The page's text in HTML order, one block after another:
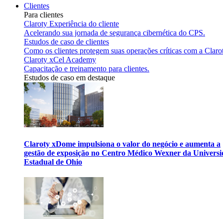
Clientes
Para clientes
Claroty Experiência do cliente
Acelerando sua jornada de segurança cibernética do CPS.
Estudos de caso de clientes
Como os clientes protegem suas operações críticas com a
Claroty xCel Academy
Capacitação e treinamento para clientes.
Estudos de caso em destaque
Claroty xDome impulsiona o valor do negócio e aumenta a
gestão de exposição no Centro Médico Wexner da
Estadual de Ohio